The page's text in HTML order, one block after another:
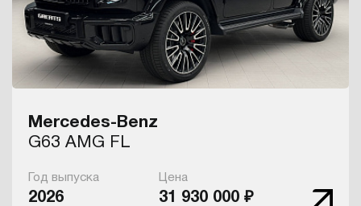
Mercedes-Benz
G63 AMG FL
Год выпуска
2026
Цена
31 930 000 ₽